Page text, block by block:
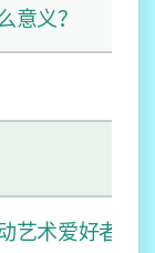
意义？
艺术爱好者追